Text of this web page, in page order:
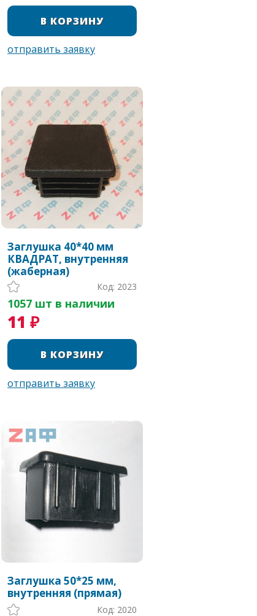
Заглушка 40*40 мм
КВАДРАТ, внутренняя
(жаберная)
Код: 2023
1057 шт в наличии
11 ₽
Заглушка 50*25 мм,
внутренняя (прямая)
Код: 2020